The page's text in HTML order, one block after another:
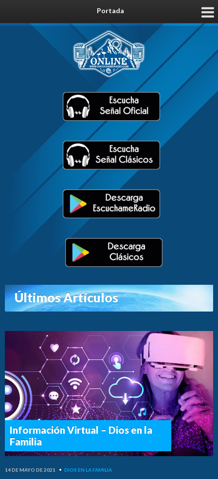
Portada
Últimos Artículos
Información Virtual – Dios en la
Familia
14 DE MAYO DE 2021 • DIOS EN LA FAMILIA